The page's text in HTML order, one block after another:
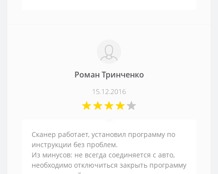
Роман Тринченко
15.12.2016
Сканер работает, установил программу по
инструкции без проблем.
Из минусов: не всегда соединяется с авто,
необходимо отключиться закрыть программу